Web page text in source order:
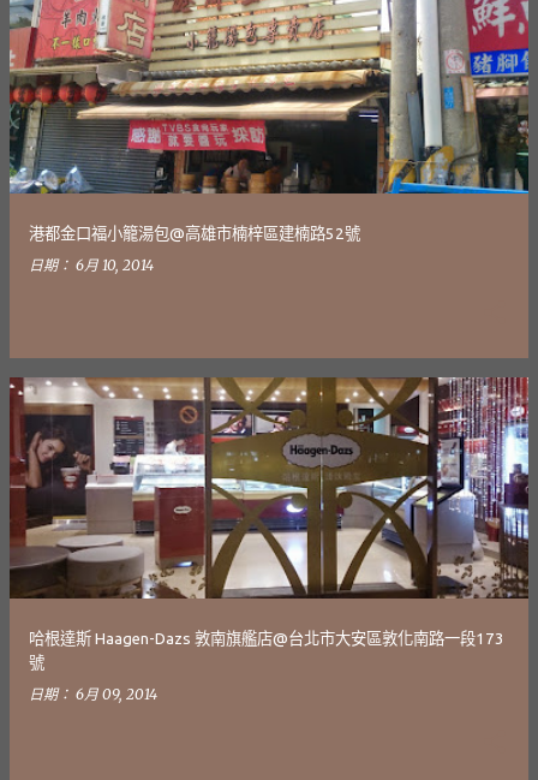
港都金口福小籠湯包@高雄市楠梓區建楠路52號
日期： 6月 10, 2014
哈根達斯 Haagen-Dazs 敦南旗艦店@台北市大安區敦化南路一段173
號
日期： 6月 09, 2014